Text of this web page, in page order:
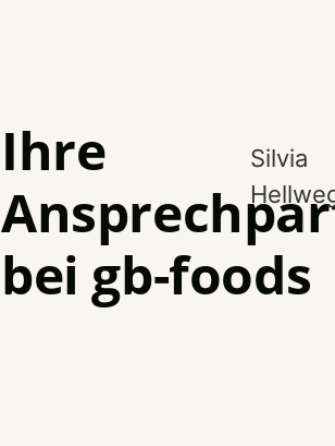
Ihre
bei gb-foods
Silvia